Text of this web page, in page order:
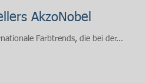
AkzoNobel
Farbtrends, die bei der...